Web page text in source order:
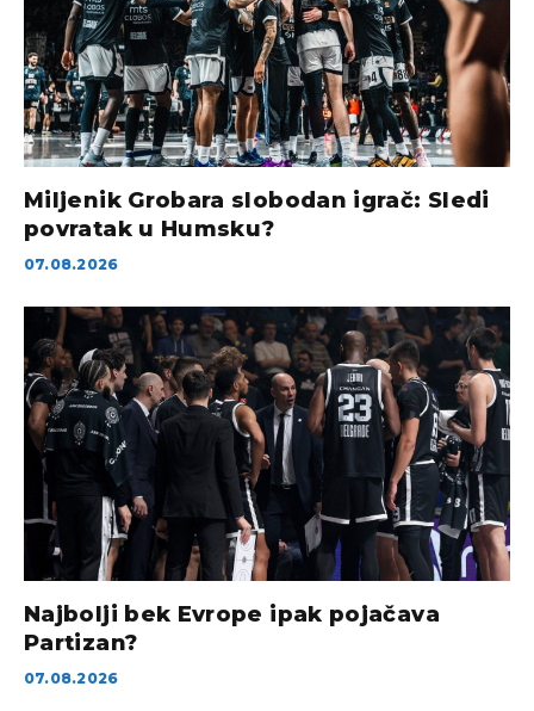
Miljenik Grobara slobodan igrač: Sledi
povratak u Humsku?
07.08.2026
Najbolji bek Evrope ipak pojačava
Partizan?
07.08.2026